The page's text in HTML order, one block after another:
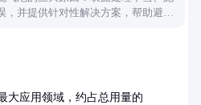
，并提供针对性解决方案，帮助避免
大应用领域，约占总用量的